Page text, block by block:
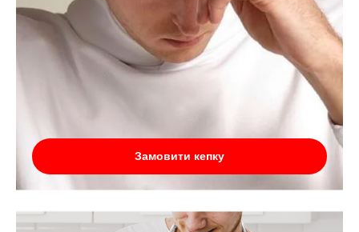
Замовити кепку